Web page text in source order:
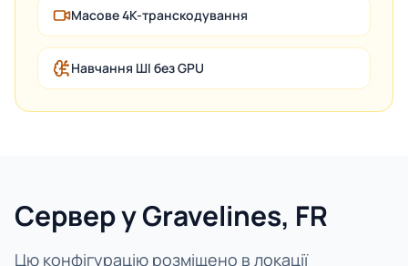
Масове 4K-транскодування
Навчання ШІ без GPU
Сервер у Gravelines, FR
Цю конфігурацію розміщено в локації